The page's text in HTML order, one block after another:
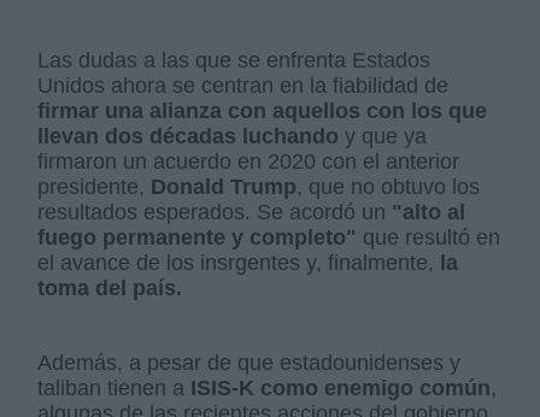
Las dudas a las que se enfrenta Estados
Unidos ahora se centran en la fiabilidad de
firmar una alianza con aquellos con los que
llevan dos décadas luchando y que ya
firmaron un acuerdo en 2020 con el anterior
presidente, Donald Trump, que no obtuvo los
resultados esperados. Se acordó un "alto al
fuego permanente y completo" que resultó en
el avance de los insrgentes y, finalmente,
la
toma del país.
Además, a pesar de que estadounidenses y
taliban tienen a ISIS-K como enemigo común,